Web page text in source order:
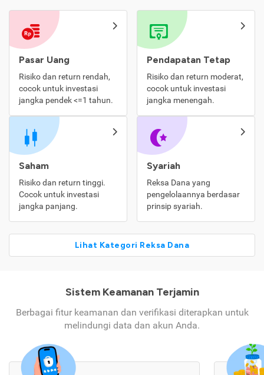
Pasar Uang
Risiko dan return rendah,
cocok untuk investasi
jangka pendek <=1 tahun.
Pendapatan Tetap
Risiko dan return moderat,
cocok untuk investasi
jangka menengah.
Saham
Risiko dan return tinggi.
Cocok untuk investasi
jangka panjang.
Syariah
Reksa Dana yang
pengelolaannya berdasar
prinsip syariah.
Lihat Kategori Reksa Dana
Sistem Keamanan Terjamin
Berbagai fitur keamanan dan verifikasi diterapkan untuk
melindungi data dan akun Anda.